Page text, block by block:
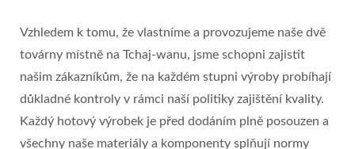
Vzhledem k tomu, že vlastníme a provozujeme naše dvě
továrny místně na Tchaj-wanu, jsme schopni zajistit
našim zákazníkům, že na každém stupni výroby probíhají
důkladné kontroly v rámci naší politiky zajištění kvality.
Každý hotový výrobek je před dodáním plně posouzen a
všechny naše materiály a komponenty splňují normy